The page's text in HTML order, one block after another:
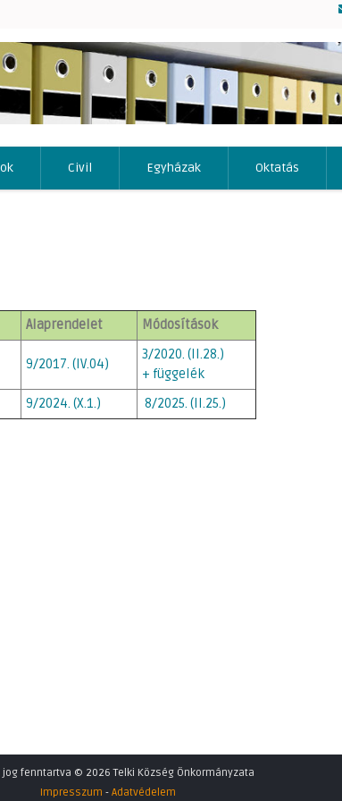
Civil Egyházak Oktatás
Alaprendelet Módosítások
9/2017. (IV.04)
3/2020. (II.28.)
+ függelék
9/2024. (X.1.) 8/2025. (II.25.)
jog fenntartva © 2026 Telki Község Önkormányzata
Impresszum - Adatvédelem